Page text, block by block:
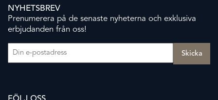
NYHETSBREV
Prenumerera på de senaste nyheterna och exklusiva
erbjudanden från oss!